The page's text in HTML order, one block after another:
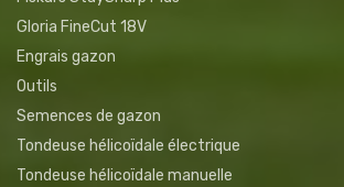
Gloria FineCut 18V
Engrais gazon
Outils
Semences de gazon
Tondeuse hélicoïdale électrique
Tondeuse hélicoïdale manuelle